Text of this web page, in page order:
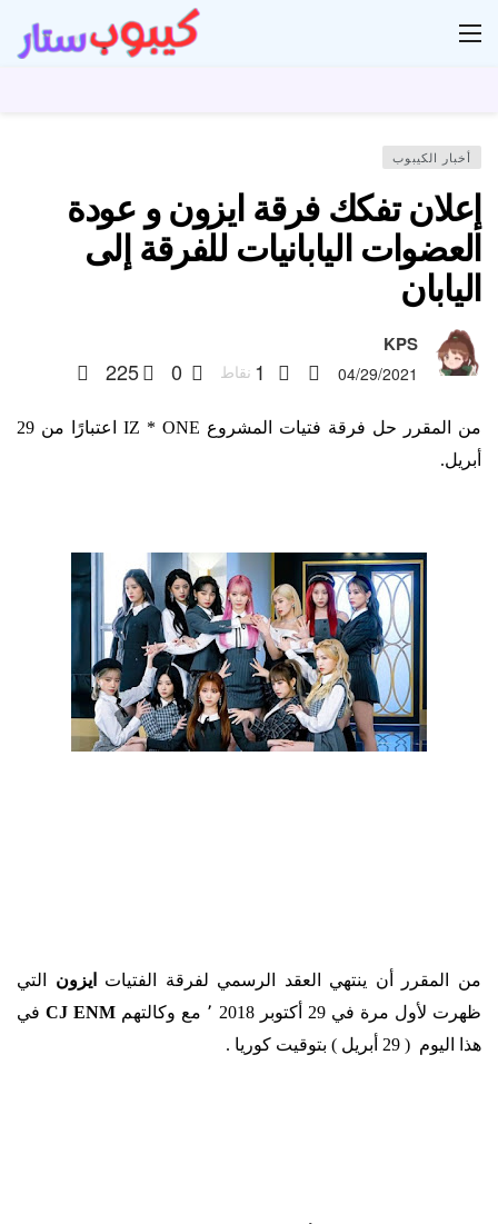
أخبار الكيبوب
إعلان تفكك فرقة ايزون و عودة
العضوات اليابانيات للفرقة إلى
اليابان
KPS
04/29/2021
1 نقاط 0
225
من المقرر حل فرقة فتيات المشروع IZ * ONE اعتبارًا من 29
أبريل.
من المقرر أن ينتهي العقد الرسمي لفرقة الفتيات ايزون التي
ظهرت لأول مرة في 29 أكتوبر 2018 ٬ مع وكالتهم
CJ ENM
في
هذا اليوم ( 29 أبريل ) بتوقيت كوريا .